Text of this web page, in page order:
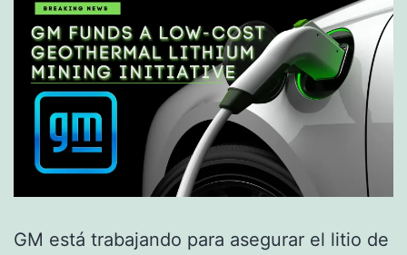
GM está trabajando para asegurar el litio de